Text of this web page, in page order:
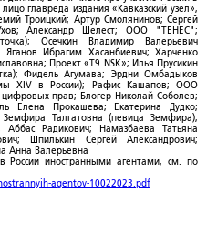
главреда издания «Кавказский узел»,
Троицкий; Артур Смолянинов; Сергей
Александр Шелест; ООО "ТЕНЕС";
Осечкин Владимир Валерьевич
Яганов Ибрагим Хасанбиевич; Харченко
Проект «T9 NSK»; Илья Прусикин
Фидель Агумава; Эрдни Омбадыков
XIV в России); Рафис Кашапов; ООО
прав; Блогер Николай Соболев;
Елена Прокашева; Екатерина Дудко;
Талгатовна (певица Земфира);
Аббас Радикович; Намазбаева Татьяна
Шпилькин Сергей Александрович;
Анна Валерьевна
России иностранными агентами, см. по
agentov-10022023.pdf